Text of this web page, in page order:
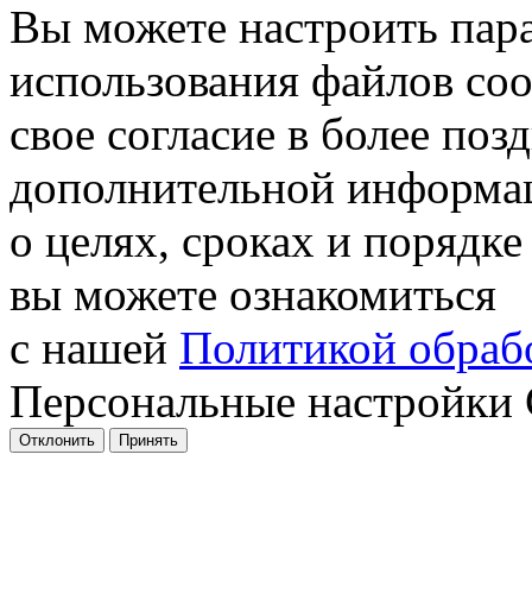
Вы можете настроить
использования файлов
свое согласие в более
дополнительной
о целях, сроках и
вы можете ознакомиться
с нашей Политикой
Персональные настройки
Отклонить Принять